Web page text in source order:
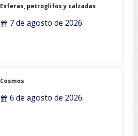
Esferas, petroglifos y calzadas
7 de agosto de 2026
Cosmos
6 de agosto de 2026